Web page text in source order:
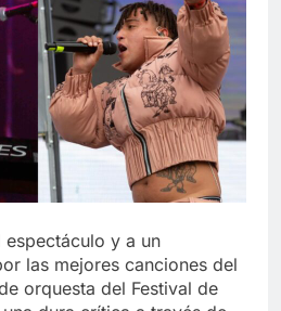
y a un
las mejores canciones del
orquesta del Festival de